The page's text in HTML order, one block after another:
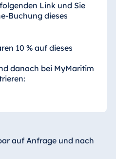
Link und Sie
Buchung dieses
10 % auf dieses
danach bei MyMaritim
auf Anfrage und nach